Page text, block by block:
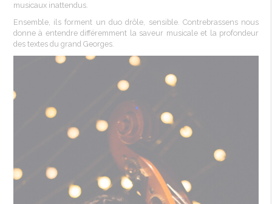
musicaux inattendus.
Ensemble, ils forment un duo drôle, sensible. Contrebrassens nous
donne à entendre différemment la saveur musicale et la profondeur
des textes du grand Georges.